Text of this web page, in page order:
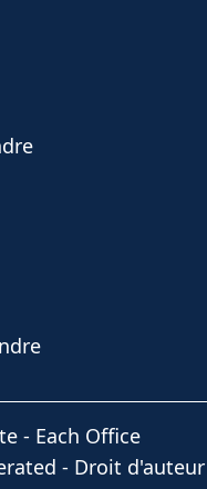
- Each Office
- Droit d'auteur